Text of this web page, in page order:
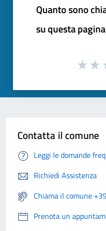
Quanto sono
su questa
Contatta il comune
Leggi le domande
Richiedi Assistenza
Chiama il comune
Prenota un